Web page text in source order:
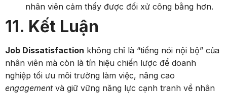
nhân viên cảm thấy được đối xử công bằng hơn.
11. Kết Luận
Job Dissatisfaction không chỉ là “tiếng nói nội bộ” của
nhân viên mà còn là tín hiệu chiến lược để doanh
nghiệp tối ưu môi trường làm việc, nâng cao
engagementvà giữ vững năng lực cạnh tranh về nhân